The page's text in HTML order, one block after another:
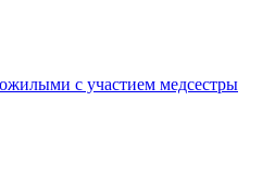
с участием медсестры